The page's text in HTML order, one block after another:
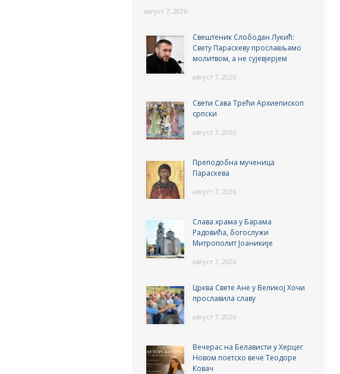
август 7, 2026
Свештеник Слободан Лукић:
Свету Параскеву прослављамо
молитвом, а не сујевјерјем
август 7, 2026
Свети Сава Трећи Архиепископ
српски
август 7, 2026
Преподобна мученица
Параскева
август 7, 2026
Слава храма у Барама
Радовића, богослужи
Митрополит Јоаникије
август 7, 2026
Црква Свете Ане у Великој Хочи
прославила славу
август 7, 2026
Вечерас на Белависти у Херцег
Новом поетско вече Теодоре
Ковач